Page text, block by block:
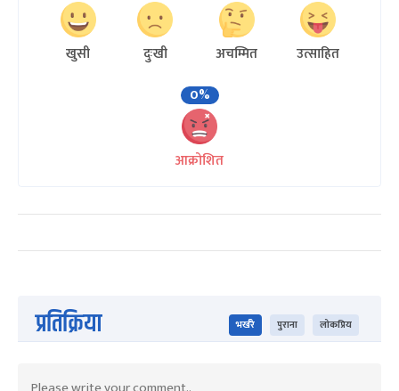
खुसी दुःखी अचम्मित
उत्साहित
0%
आक्रोशित
प्रतिक्रिया भर्खरै पुराना लोकप्रिय